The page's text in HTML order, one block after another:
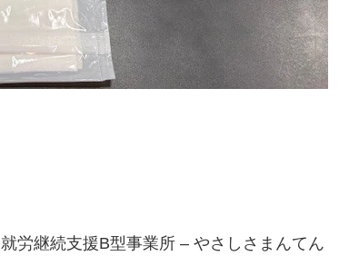
就労継続支援B型事業所 – やさしさまんてん